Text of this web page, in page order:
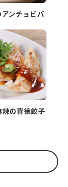
ンチョビバ
の背徳餃子